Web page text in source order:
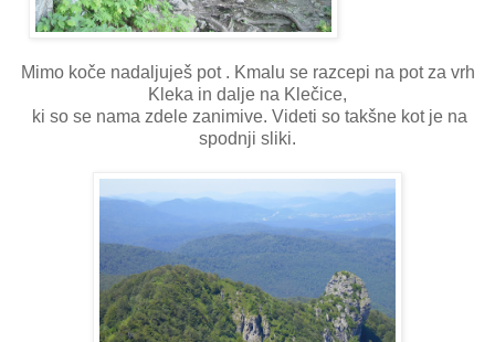
Mimo koče nadaljuješ pot . Kmalu se razcepi na pot za vrh
Kleka in dalje na Klečice,
ki so se nama zdele zanimive. Videti so takšne kot je na
spodnji sliki.